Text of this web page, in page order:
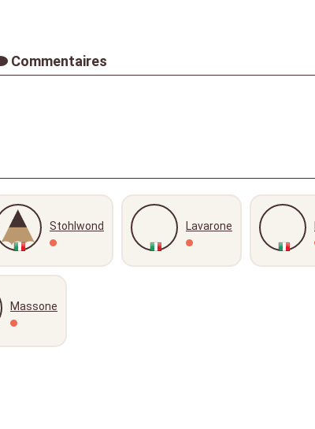
Commentaires
Stohlwond Lavarone
Massone